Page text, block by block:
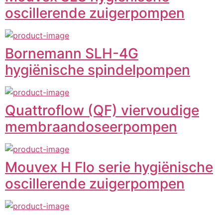
oscillerende zuigerpompen
Bornemann SLH-4G
hygiënische spindelpompen
Quattroflow (QF) viervoudige
membraandoseerpompen
Mouvex H Flo serie hygiënische
oscillerende zuigerpompen